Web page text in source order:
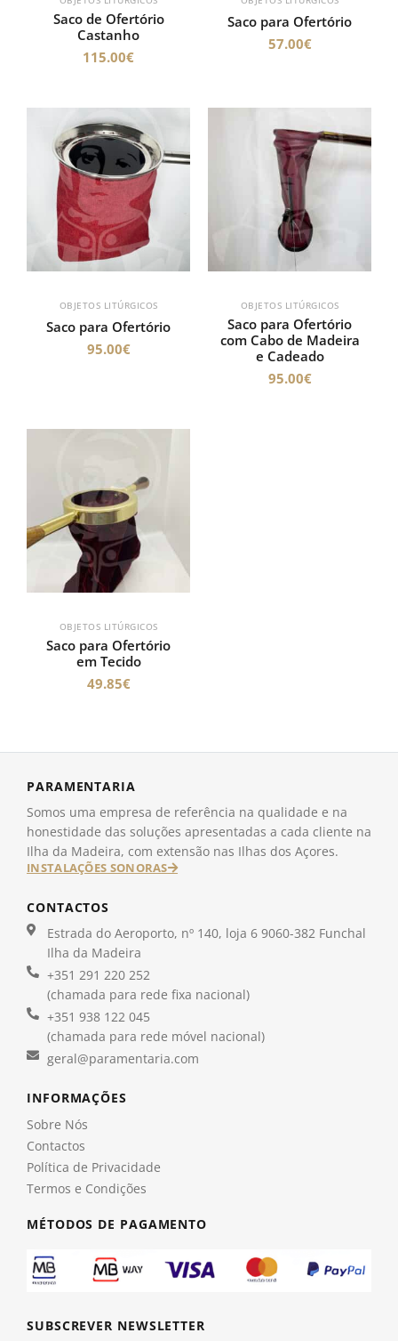
Saco de Ofertório
Castanho
115.00€
Saco para Ofertório
57.00€
OBJETOS LITÚRGICOS
Saco para Ofertório
95.00€
OBJETOS LITÚRGICOS
Saco para Ofertório
com Cabo de Madeira
e Cadeado
95.00€
OBJETOS LITÚRGICOS
Saco para Ofertório
em Tecido
49.85€
PARAMENTARIA
Somos uma empresa de referência na qualidade e na
honestidade das soluções apresentadas a cada cliente na
Ilha da Madeira, com extensão nas Ilhas dos Açores.
INSTALAÇÕES SONORAS
CONTACTOS
Estrada do Aeroporto, nº 140, loja 6 9060-382 Funchal
Ilha da Madeira
+351 291 220 252
(chamada para rede fixa nacional)
+351 938 122 045
(chamada para rede móvel nacional)
geral@paramentaria.com
INFORMAÇÕES
Sobre Nós
Contactos
Política de Privacidade
Termos e Condições
MÉTODOS DE PAGAMENTO
SUBSCREVER NEWSLETTER